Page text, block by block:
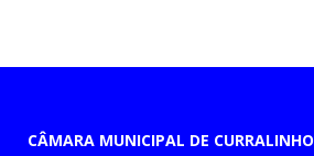
CÂMARA MUNICIPAL DE CURRALINHO